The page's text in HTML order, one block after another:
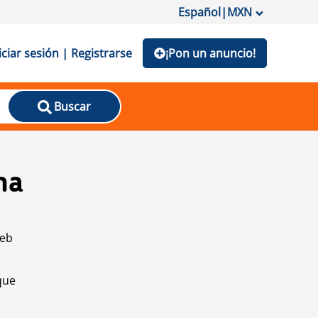
Español|MXN
sesión | Registrarse ¡Pon un anuncio!
Buscar